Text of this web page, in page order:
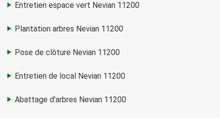
Entretien espace vert Nevian 11200
Plantation arbres Nevian 11200
Pose de clôture Nevian 11200
Entretien de local Nevian 11200
Abattage d'arbres Nevian 11200